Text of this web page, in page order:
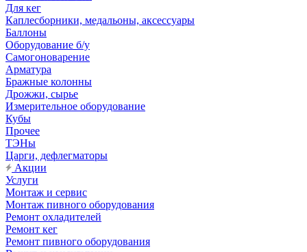
Для кег
Каплесборники, медальоны, аксессуары
Баллоны
Оборудование б/у
Самогоноварение
Арматура
Бражные колонны
Дрожжи, сырье
Измерительное оборудование
Кубы
Прочее
ТЭНы
Царги, дефлегматоры
Акции
Услуги
Монтаж и сервис
Монтаж пивного оборудования
Ремонт охладителей
Ремонт кег
Ремонт пивного оборудования